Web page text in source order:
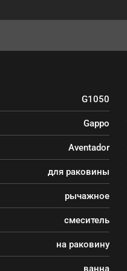
G1050
Gappo
Aventador
для раковины
рычажное
смеситель
на раковину
ванна